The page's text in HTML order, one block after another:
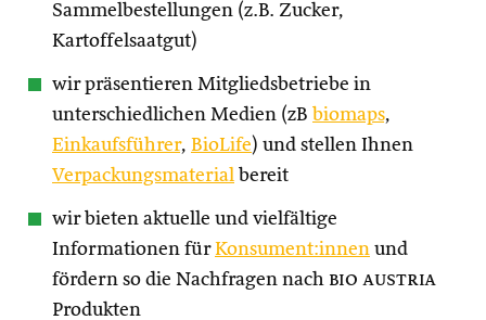
Sammelbestellungen (z.B. Zucker,
Kartoffelsaatgut)
wir präsentieren Mitgliedsbetriebe in
unterschiedlichen Medien (zB biomaps,
Einkaufsführer, BioLife) und stellen Ihnen
Verpackungsmaterial bereit
wir bieten aktuelle und vielfältige
Informationen fürKonsument:innen und
fördern so die Nachfragen nach bio austria
Produkten